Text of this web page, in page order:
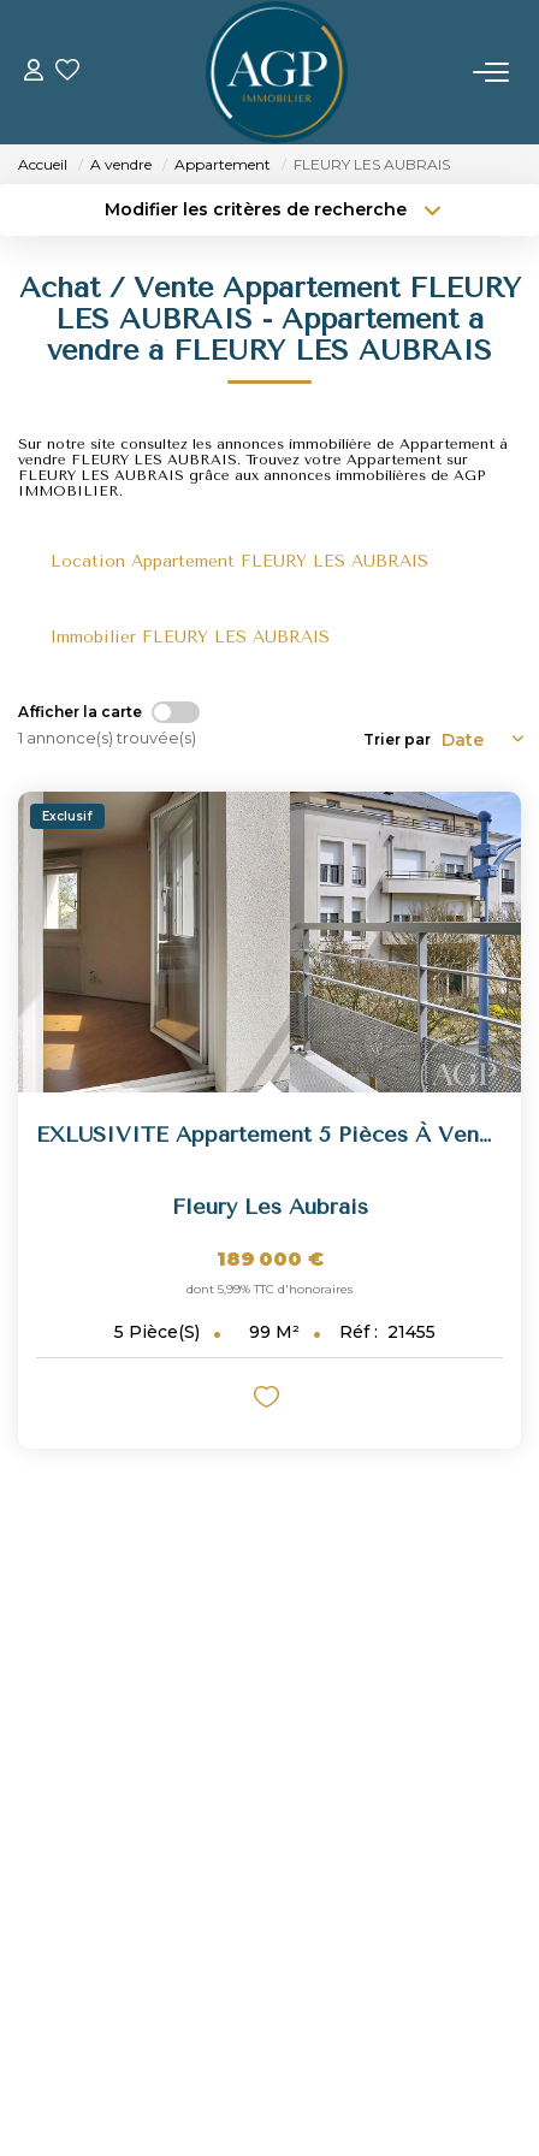
ACHETER
Nos Biens Vendus
LOUER
GERER
Accueil A vendre Appartement FLEURY LES AUBRAIS
Modifier les critères de recherche
Sélectionnez...
Type de bien
Surface min
Achat / Vente Appartement FLEURY
LES AUBRAIS - Appartement a
vendre à FLEURY LES AUBRAIS
Sur notre site consultez les annonces immobilière de Appartement à
vendre FLEURY LES AUBRAIS. Trouvez votre Appartement sur
FLEURY LES AUBRAIS grâce aux annonces immobilières de AGP
IMMOBILIER.
Location Appartement FLEURY LES AUBRAIS
Immobilier FLEURY LES AUBRAIS
Afficher la carte
1 annonce(s) trouvée(s) Trier par
Exclusif
EXLUSIVITE Appartement 5 Pièces À Vendre À Fleury Les...
Fleury Les Aubrais
189 000 €
dont 5,99% TTC d'honoraires
5 Pièce(s) 99 M² Réf : 21455